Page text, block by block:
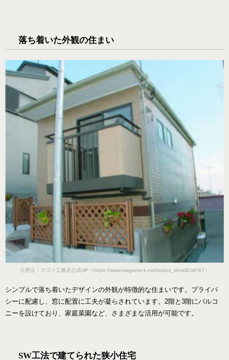
落ち着いた外観の住まい
引用元：マゴメ工務店公式HP（https://www.magome-k.net/topics_detail2/id=97）
シンプルで落ち着いたデザインの外観が特徴的な住まいです。プライバ
シーに配慮し、窓に配置に工夫が凝らされています。2階と3階にバルコ
ニーを設けており、家庭菜園など、さまざまな活用が可能です。
SW工法で建てられた狭小住宅